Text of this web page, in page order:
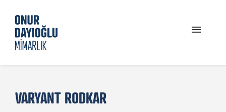
GÜNCEL
VARYANT RODKAR